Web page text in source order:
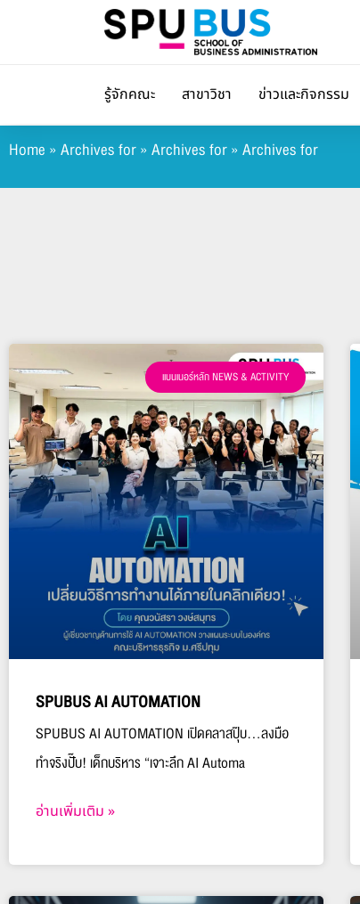
รู้จักคณะ สาขาวิชา ข่าวและกิจกรรม
Home » Archives for» Archives for» Archives for
แบนเนอร์หลัก NEWS & ACTIVITY
SPUBUS AI AUTOMATION
SPUBUS AI AUTOMATION เปิดคลาสปุ๊บ…ลงมือ
ทำจริงปั๊บ! เด็กบริหาร “เจาะลึก AI Automa
อ่านเพิ่มเติม »